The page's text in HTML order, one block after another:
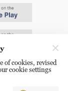
of cookies, revised
cookie settings